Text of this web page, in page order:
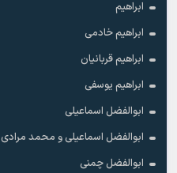
ابراهیم
ابراهیم خادمی
ابراهیم قربانیان
ابراهیم یوسفی
ابوالفضل اسماعیلی
ابوالفضل اسماعیلی و محمد مرادی
ابوالفضل چمنی